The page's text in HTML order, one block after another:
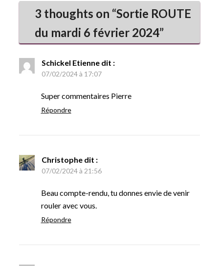
3 thoughts on “Sortie ROUTE
du mardi 6 février 2024”
Schickel Etienne dit :
07/02/2024 à 17:07
Super commentaires Pierre
Répondre
Christophe dit :
07/02/2024 à 21:56
Beau compte-rendu, tu donnes envie de venir
rouler avec vous.
Répondre